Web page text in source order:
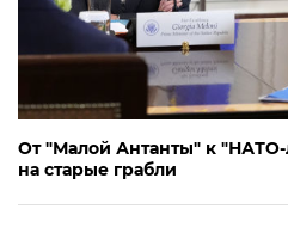
От "Малой Антанты" к "НАТО-
на старые грабли